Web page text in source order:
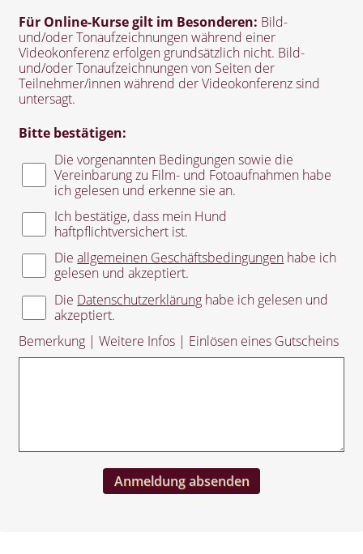
Für Online-Kurse gilt im Besonderen: Bild-
und/oder Tonaufzeichnungen während einer
Videokonferenz erfolgen grundsätzlich nicht. Bild-
und/oder Tonaufzeichnungen von Seiten der
Teilnehmer/innen während der Videokonferenz sind
untersagt.
Bitte bestätigen:
Die vorgenannten Bedingungen sowie die
Vereinbarung zu Film- und Fotoaufnahmen habe
ich gelesen und erkenne sie an.
Ich bestätige, dass mein Hund
haftpflichtversichert ist.
Dieallgemeinen Geschäftsbedingungen habe ich
gelesen und akzeptiert.
Die Datenschutzerklärung habe ich gelesen und
akzeptiert.
Bemerkung | Weitere Infos | Einlösen eines Gutscheins
Anmeldung absenden